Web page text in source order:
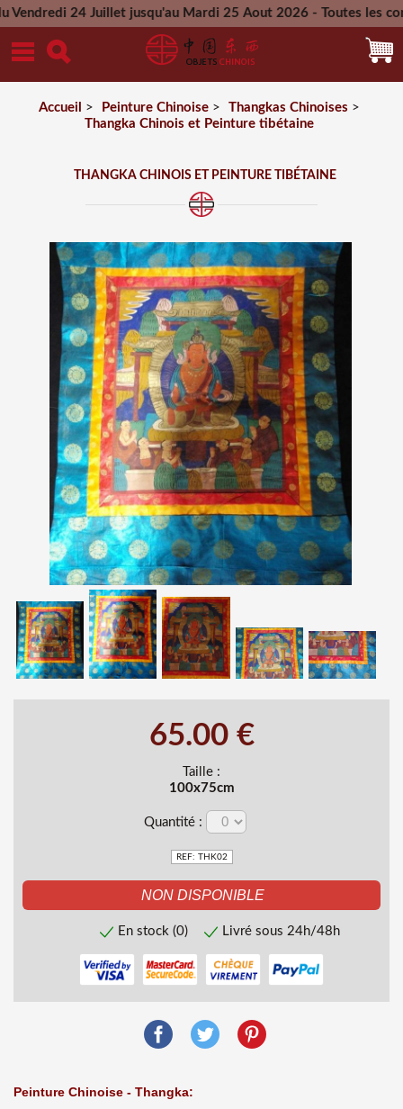
24 Juillet jusqu'au Mardi 25 Aout 2026 - Toutes les
Mercredi 26 Aout 2026
Accueil > Peinture Chinoise > Thangkas Chinoises >
Thangka Chinois et Peinture tibétaine
THANGKA CHINOIS ET PEINTURE TIBÉTAINE
65.00 €
Taille :
100x75cm
Quantité :
REF: THK02
En stock (0) Livré sous 24h/48h
Peinture Chinoise - Thangka: